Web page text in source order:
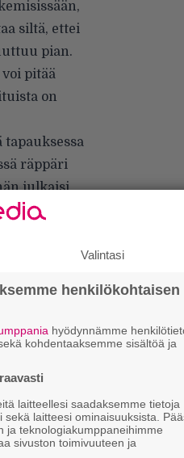
siltä, ettei
pian.
pitää
on
räppäri
julkaisi
Valintasi
henkilökohtaisen
hyödynnämme
kohdentaaksemme sisältöä ja
laitteellesi saadaksemme tietoja
laitteesi ominaisuuksista.
ja teknologiakumppaneihimme
sivuston toimivuuteen ja